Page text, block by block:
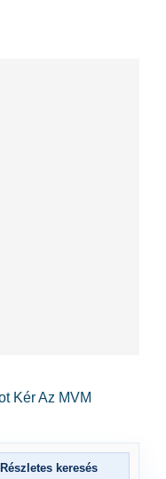
Kér Az MVM
Részletes keresés